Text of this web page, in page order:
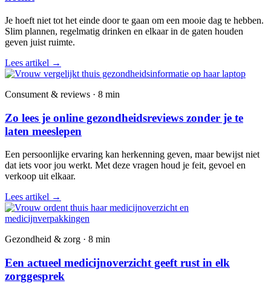
Je hoeft niet tot het einde door te gaan om een mooie dag te hebben.
Slim plannen, regelmatig drinken en elkaar in de gaten houden
geven juist ruimte.
Lees artikel →
Consument & reviews · 8 min
Zo lees je online gezondheidsreviews zonder je te
laten meeslepen
Een persoonlijke ervaring kan herkenning geven, maar bewijst niet
dat iets voor jou werkt. Met deze vragen houd je feit, gevoel en
verkoop uit elkaar.
Lees artikel →
Gezondheid & zorg · 8 min
Een actueel medicijnoverzicht geeft rust in elk
zorggesprek